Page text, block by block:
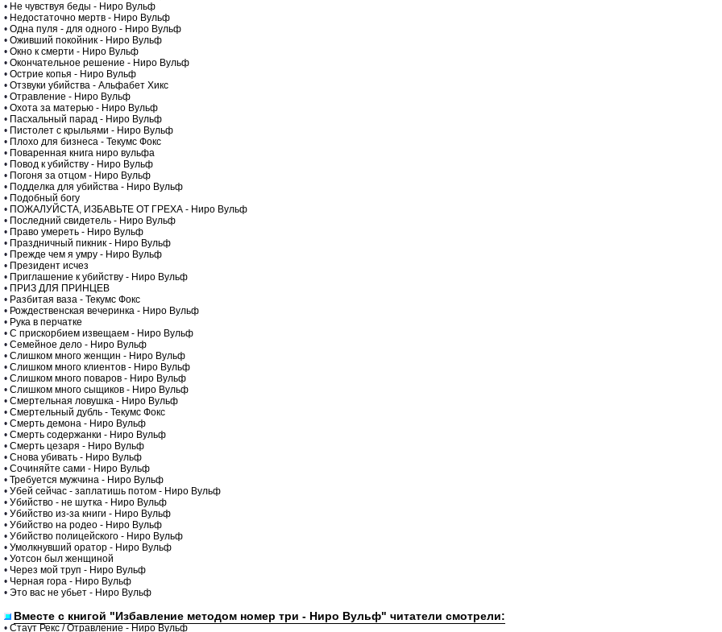
• Не чувствуя беды - Ниро Вульф
• Недостаточно мертв - Ниро Вульф
• Одна пуля - для одного - Ниро Вульф
• Оживший покойник - Ниро Вульф
• Окно к смерти - Ниро Вульф
• Окончательное решение - Ниро Вульф
• Острие копья - Ниро Вульф
• Отзвуки убийства - Альфабет Хикс
• Отравление - Ниро Вульф
• Охота за матерью - Ниро Вульф
• Пасхальный парад - Ниро Вульф
• Пистолет с крыльями - Ниро Вульф
• Плохо для бизнеса - Текумс Фокс
• Поваренная книга ниро вульфа
• Повод к убийству - Ниро Вульф
• Погоня за отцом - Ниро Вульф
• Подделка для убийства - Ниро Вульф
• Подобный богу
• ПОЖАЛУЙСТА, ИЗБАВЬТЕ ОТ ГРЕХА - Ниро Вульф
• Последний свидетель - Ниро Вульф
• Право умереть - Ниро Вульф
• Праздничный пикник - Ниро Вульф
• Прежде чем я умру - Ниро Вульф
• Президент исчез
• Приглашение к убийству - Ниро Вульф
• ПРИЗ ДЛЯ ПРИНЦЕВ
• Разбитая ваза - Текумс Фокс
• Рождественская вечеринка - Ниро Вульф
• Рука в перчатке
• С прискорбием извещаем - Ниро Вульф
• Семейное дело - Ниро Вульф
• Слишком много женщин - Ниро Вульф
• Слишком много клиентов - Ниро Вульф
• Слишком много поваров - Ниро Вульф
• Слишком много сыщиков - Ниро Вульф
• Смертельная ловушка - Ниро Вульф
• Смертельный дубль - Текумс Фокс
• Смерть демона - Ниро Вульф
• Смерть содержанки - Ниро Вульф
• Смерть цезаря - Ниро Вульф
• Снова убивать - Ниро Вульф
• Сочиняйте сами - Ниро Вульф
• Требуется мужчина - Ниро Вульф
• Убей сейчас - заплатишь потом - Ниро Вульф
• Убийство - не шутка - Ниро Вульф
• Убийство из-за книги - Ниро Вульф
• Убийство на родео - Ниро Вульф
• Убийство полицейского - Ниро Вульф
• Умолкнувший оратор - Ниро Вульф
• Уотсон был женщиной
• Через мой труп - Ниро Вульф
• Черная гора - Ниро Вульф
• Это вас не убьет - Ниро Вульф
Вместе с книгой "Избавление методом номер три - Ниро Вульф" читатели смотрели:
• Стаут Рекс / Отравление - Ниро Вульф